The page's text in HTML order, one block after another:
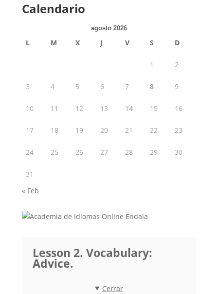
Calendario
agosto 2026
L M X J V S D
1 2
3 4 5 6 7 8 9
10 11 12 13 14 15 16
17 18 19 20 21 22 23
24 25 26 27 28 29 30
31
« Feb
Lesson 2. Vocabulary:
Advice.
Cerrar